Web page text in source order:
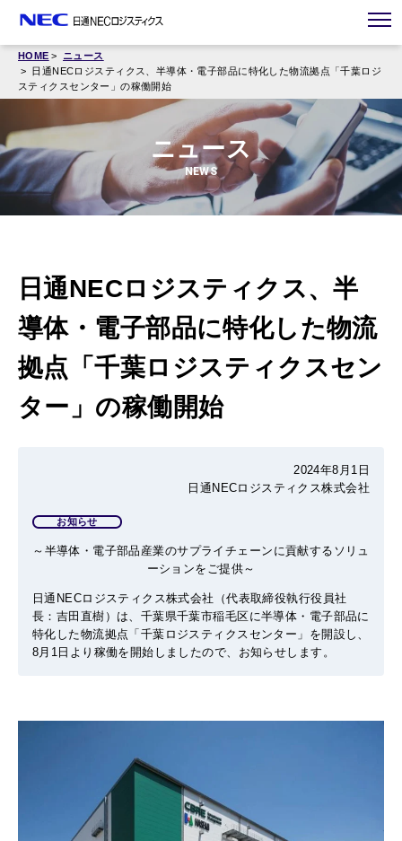
HOME
ニュース
日通NECロジスティクス、半導体・電子部品に特化した物流拠点「千葉ロジ
スティクスセンター」の稼働開始
ニュース
NEWS
日通NECロジスティクス、半
導体・電子部品に特化した物流
拠点「千葉ロジスティクスセン
ター」の稼働開始
お知らせ
2024年8月1日
日通NECロジスティクス株式会社
～半導体・電子部品産業のサプライチェーンに貢献するソリュ
ーションをご提供～
日通 NECロジスティクス株式会社（代表取締役執行役員社
長：吉田直樹）は、千葉県千葉市稲毛区に半導体・電子部品に
特化した物流拠点「千葉ロジスティクスセンター」を開設し、
8月 1 日より稼働を開始しましたので、お知らせします。